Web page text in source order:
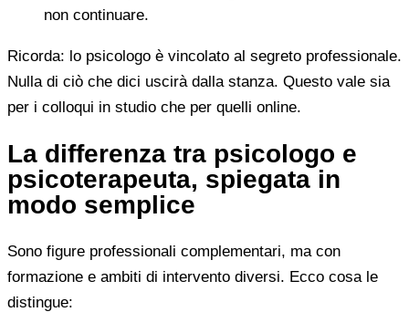
non continuare.
Ricorda: lo psicologo è vincolato al segreto professionale.
Nulla di ciò che dici uscirà dalla stanza. Questo vale sia
per i colloqui in studio che per quelli online.
La differenza tra psicologo e
psicoterapeuta, spiegata in
modo semplice
Sono figure professionali complementari, ma con
formazione e ambiti di intervento diversi. Ecco cosa le
distingue: